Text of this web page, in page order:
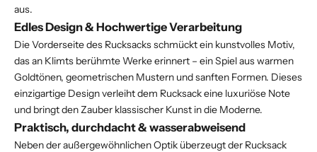
aus.
Edles Design & Hochwertige Verarbeitung
Die Vorderseite des Rucksacks schmückt ein kunstvolles Motiv,
das an Klimts berühmte Werke erinnert – ein Spiel aus warmen
Goldtönen, geometrischen Mustern und sanften Formen. Dieses
einzigartige Design verleiht dem Rucksack eine luxuriöse Note
und bringt den Zauber klassischer Kunst in die Moderne.
Praktisch, durchdacht & wasserabweisend
Neben der außergewöhnlichen Optik überzeugt der Rucksack